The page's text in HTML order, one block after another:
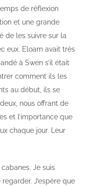
de réflexion
et une grande
de les suivre sur la
eux. Eloam avait très
à Swen s’il était
comment ils les
au début, ils se
nous offrant de
et l’importance que
chaque jour. Leur
Je suis
J’espère que